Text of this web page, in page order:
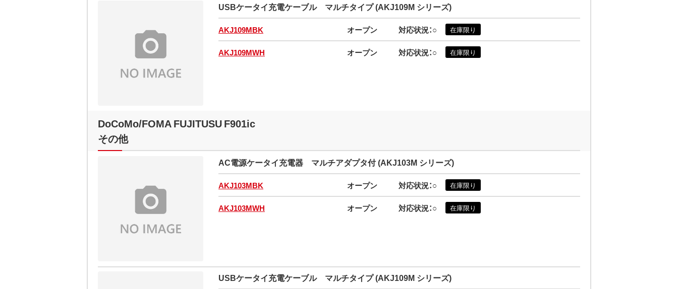
USBケータイ充電ケーブル マルチタイプ (AKJ109M シリーズ)
AKJ109MBK オープン 対応状況：○ 在庫限り
AKJ109MWH オープン 対応状況：○ 在庫限り
DoCoMo/FOMA FUJITUSU F901ic
その他
AC電源ケータイ充電器 マルチアダプタ付 (AKJ103M シリーズ)
AKJ103MBK オープン 対応状況：○ 在庫限り
AKJ103MWH オープン 対応状況：○ 在庫限り
USBケータイ充電ケーブル マルチタイプ (AKJ109M シリーズ)